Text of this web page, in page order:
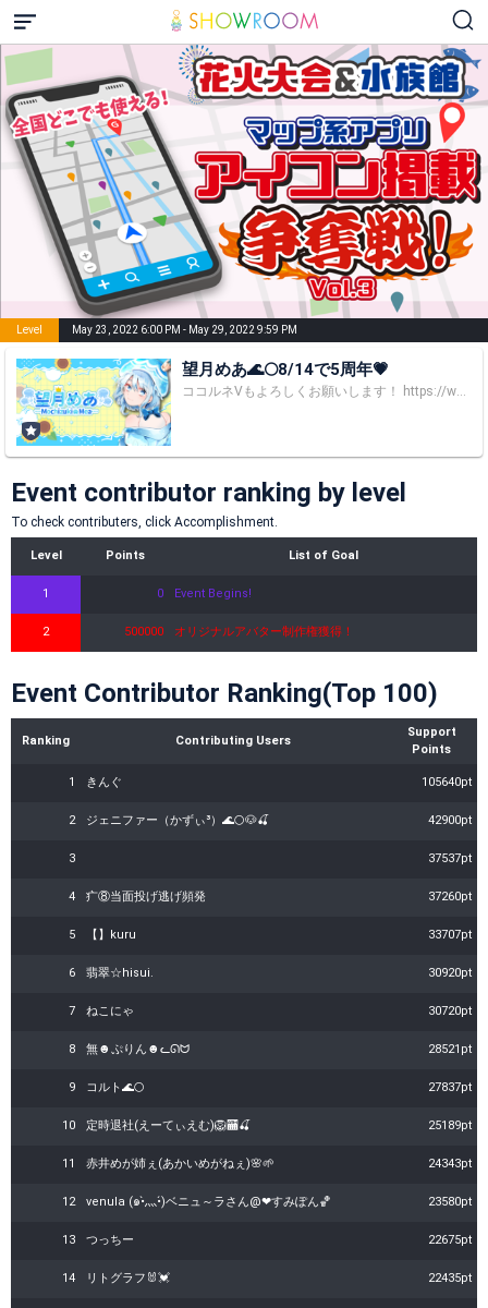
Level May 23, 2022 6:00 PM - May 29, 2022 9:59 PM
望月めあ🌊🌕8/14で5周年💗
ココルネVもよろしくお願いします！ https://www.youtube.com/@cocoruneV アクリルスタンドキーホルダーのご購入はこちらから🩵 https://meabababa.booth.pm/items/7576234 毎日楽しくポンコツ飯テロ雑談展開中！ 一緒に機知に富んだお話をしてくださるとうれしいです🥺 📢お知らせ 推しの分身AI「アイ｣と自分だけの会話ができちゃう！ 新時代推し活アプリOSHIAIに望月めあ新登場登場！！ AIめあといっぱいお話してくれると嬉しいな🥰 詳しくはここからチェック↓ https://x.gd/9ucAm 落ち着くと定評の、女の子にしては安定した低すぎない低音でテンポのいい話を繰り広げながら、コメントに即座に反応するので楽しくお話したいという方におすすめです♡ ニュージェネレーションライバー2022ありがとうございました💙✨ 2023年最強ライバー決定戦Sリーグ7位も感謝です꒰ঌ 👑 ໒꒱ めあ民、くらげさん中毒者さま募集中 推薦コメントもよろしくお願いいたします🙇‍♀️ ３周年記念グッズはこちらから https://meabababa.booth.pm/ 【自己紹介】 ポンコツくらげVtuberの「望月めあ」と申します 「もちづき」が読まれないのが最近の悩み めあちゃん・めあちって呼んでね♡ 呼び捨ては好きじゃないの（外国人の方ならおっけー） 頭のくらげさんは「わらび」って言います 大好きなのは飯テロ雑談！美味しいもの求めて探求中✨ そんな調子で毎日明るく楽しく配信しています！ あなたも一緒に「あばばばば」って叫んでみませんか？ My name is Mea. I have been infested by a jellyfish was called Warabi. I am really talkative and can use English as well. I had studied abroad for one and half years. This is because, according to my language school, my English level is advanced. Nice to meet you! 【基本タイテ】 ・6:30～7:15 ・18:00～20:00 ※終わる時間が変わることがあります 【夢・目標】 もともとアナウンサーになりたかったけど、病気のせいで挑戦することなく諦めざるを得なかった過去 知人に頼まれて始めたVTuber活動をきっかけに声を使って何かを発信したり、自分の言葉で人を少しでも元気づけるという夢に向かって再発進し始めました 人生をかけての目標は「魅力的な人（くらげさん）」になること そのためのチャンスは全部掴んでいきたいし、努力は惜しみません 頑張っていくので応援してくださるとうれしいです！ 【いろいろ】 ファンマーク 🌊🌕 ファンネーム めあ民 重度のリスナーさま 中毒者 ファンアート ＃めあ族館の展覧会 悲鳴 あばばばば マシュマロ https://t.co/e3w16ANoXH なんでもタグ #めあちゃんあのね Instagram https://www.instagram.com/jellyfullmoon/ ママ マコミックさま（https://x.com/maccormick_4_4） パパ つばめことりさま（https://x.com/Kotori_Tubame） わらび単体 めりくらげさま（https://x.com/tmiynnmag） 少年デザイン さきどろさま（https://x.com/sakidoro） 【好きなこと・もの】 ・本 年間700冊以上読んでいた時期もあります(ちゃんと活字) 小説も新書も何でも 最近は漫画、特に悪役令嬢物を好んでいます 王道が楽しい！ハッピーエンドが1番！！ ベーコンレタス……だいすき ・昆虫とか恐竜とか、中生代とか 虫は触れないけど、生物観察系動画を見るのがすきです あとはナウマンゾウとか大きい絶滅動物も！わくわくしますよね 科博にはよく行きます（虫展と毒展が特に良かった） ・美術館や博物館 これもよく行く場所 印象派とかすき 詳しくないけど教科書で見たものを見たい ・創作 短歌や小説、詩 拙いながら数年前までよく物語を書いていました 最近、また作り始めました 現代短歌も詠みます ・ごはん、飲み物 コーヒーやカフェ、おいしいもの 詳しくないけど好き Flat whiteがお気に入り！ カスタードより生クリーム、こし餡よりつぶ餡 干し芋、チョコレート、白米は最高にて至高 最近は水羊羹とか牛乳寒天ばかり作っています ・英語 好きかどうかと言われたら微妙かもだけど喋れます とはいえ、すでに結構忘れていること多い…… ReadingよりSpeakingのスコアが高い 発音は鍛えた💪 (ケンブリッジの英語講師認定もってます……ただのポンコツじゃないのです) People from English-speaking countries is also welcome!! ・場所 ニュージーランドとオーストラリアがすき 台湾に行ってみたい！ 何気にラテン系のノリもすき！！ 国内旅行もしたい、、、口実ください🥺 【お手紙・プレゼントの宛先】 〒150-0031 東京都渋谷区桜丘町13－9－201 Stir Emotion Music 望月めあ宛 よくお借りする素材 https://x.com/okumono1 https://x.com/seiryoin_ramune わんコメ https://onecomme.com/
Event contributor ranking by level
To check contributers, click Accomplishment.
Level Points List of Goal
1 0 Event Begins!
2 500000 オリジナルアバター制作権獲得！
Event Contributor Ranking(Top 100)
Ranking Contributing Users
Support
Points
1 きんぐ 105640pt
2 ジェニファー（かずぃ³）🌊🌕🐶🍒 42900pt
3 37537pt
4 疒ㅤ⑧当面投げ逃げ頻発 37260pt
5 【】kuru 33707pt
6 翡翠☆hisui. 30920pt
7 ねこにゃ 30720pt
8 無☻ぷりん☻ᓚᘏᗢ 28521pt
9 コルト🌊🌕 27837pt
10 定時退社(えーてぃえむ)🦁🏧🍒 25189pt
11 赤井めが姉ぇ(あかいめがねぇ)🌸🌱 24343pt
12 venula (๑•̀灬•́)ベニュ～ラさん@❤すみぽん🏀 23580pt
13 つっちー 22675pt
14 リトグラフ🐰💓 22435pt